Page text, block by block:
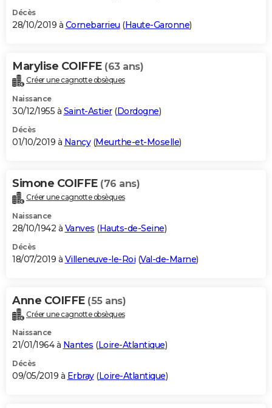
Décès
28/10/2019 à Cornebarrieu (Haute-Garonne)
Marylise COIFFE (63 ans)
Créer une cagnotte obsèques
Naissance
30/12/1955 à Saint-Astier(Dordogne)
Décès
01/10/2019 à Nancy(Meurthe-et-Moselle)
Simone COIFFE (76 ans)
Créer une cagnotte obsèques
Naissance
28/10/1942 à Vanves (Hauts-de-Seine)
Décès
18/07/2019 à Villeneuve-le-Roi (Val-de-Marne)
Anne COIFFE (55 ans)
Créer une cagnotte obsèques
Naissance
21/01/1964 à Nantes (Loire-Atlantique)
Décès
09/05/2019 à Erbray(Loire-Atlantique)